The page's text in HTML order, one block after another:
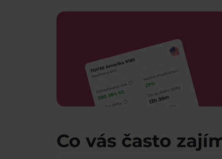
Co vás často